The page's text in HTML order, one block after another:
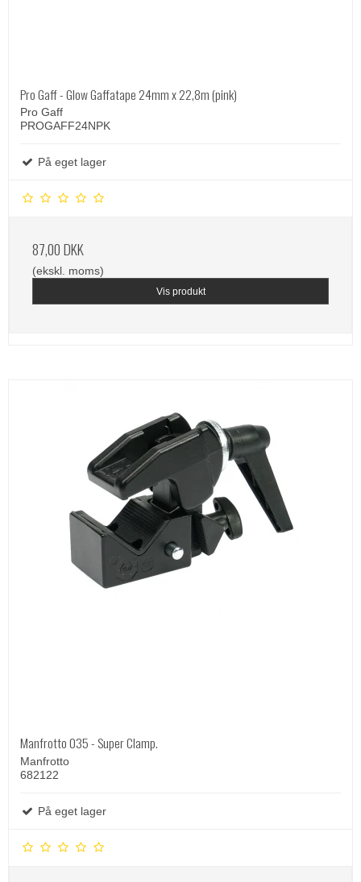
Pro Gaff - Glow Gaffatape 24mm x 22,8m (pink)
Pro Gaff
PROGAFF24NPK
På eget lager
87,00 DKK
(ekskl. moms)
Vis produkt
Manfrotto 035 - Super Clamp.
Manfrotto
682122
På eget lager